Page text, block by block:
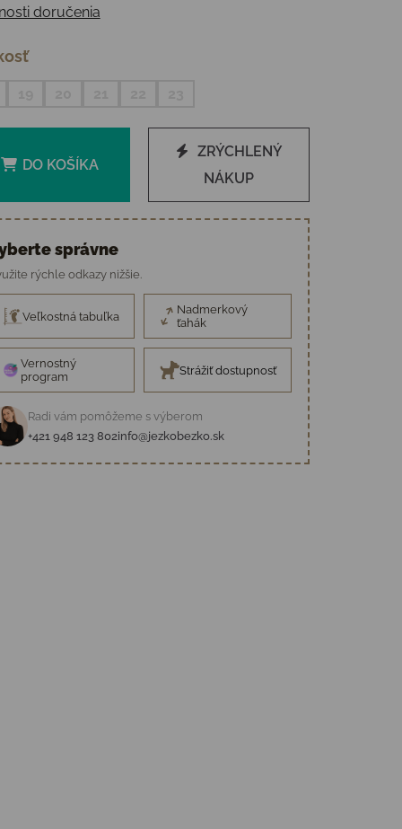
doručenia
DO KOŠÍKA
ZRÝCHLENÝ
NÁKUP
správne
rýchle odkazy nižšie.
Veľkostná tabuľka
Nadmerkový
ťahák
Vernostný
program
Strážiť dostupnosť
Radi vám pomôžeme s výberom
+421 948 123 802info@jezkobezko.sk